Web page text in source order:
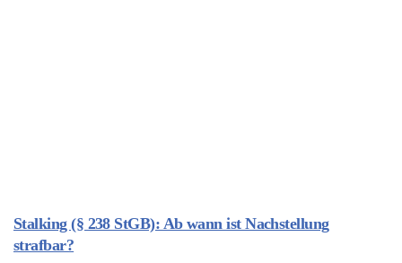
Stalking (§ 238 StGB): Ab wann ist Nachstellung
strafbar?